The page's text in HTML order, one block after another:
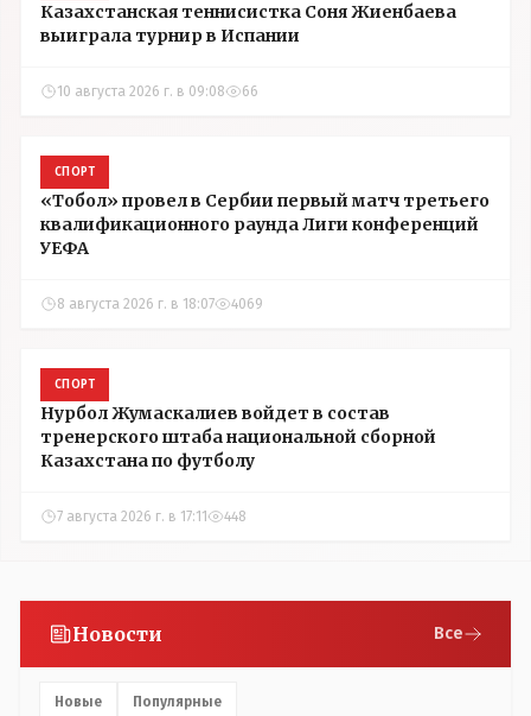
Казахстанская теннисистка Соня Жиенбаева
выиграла турнир в Испании
10 августа 2026 г. в 09:08 66
СПОРТ
«Тобол» провел в Сербии первый матч третьего
квалификационного раунда Лиги конференций
УЕФА
8 августа 2026 г. в 18:07 4069
СПОРТ
Нурбол Жумаскалиев войдет в состав
тренерского штаба национальной сборной
Казахстана по футболу
7 августа 2026 г. в 17:11 448
Новости Все
Новые Популярные